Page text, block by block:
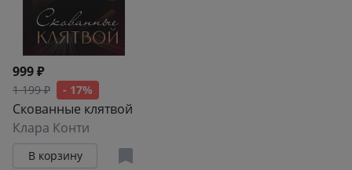
999 ₽
1 199 ₽ - 17%
Скованные клятвой
Клара Конти
В корзину